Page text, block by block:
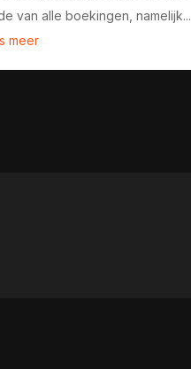
van alle boekingen, namelijk...
meer